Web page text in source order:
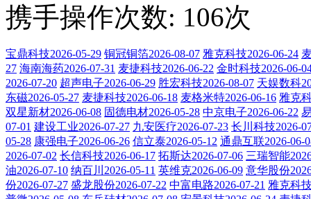
携手操作次数: 106次
宝鼎科技2026-05-29 铜冠铜箔2026-08-07 雅克科技2026-06-24
27 海南海药2026-07-31 麦捷科技2026-06-22 金时科技2026-06-
2026-07-20 超声电子2026-06-29 胜宏科技2026-08-07 天娱数科
东磁2026-05-27 麦捷科技2026-06-18 麦格米特2026-06-16 雅克
双星新材2026-06-08 固德电材2026-05-28 中京电子2026-06-22
07-01 建设工业2026-07-27 九安医疗2026-07-23 长川科技2026-
05-28 康强电子2026-06-26 信立泰2026-05-12 通鼎互联2026-06-
2026-07-02 长信科技2026-06-17 拓斯达2026-07-06 三瑞智能
油2026-07-10 纳百川2026-05-11 英维克2026-06-09 意华股份
份2026-07-27 盛龙股份2026-07-22 中富电路2026-07-21 雅克科